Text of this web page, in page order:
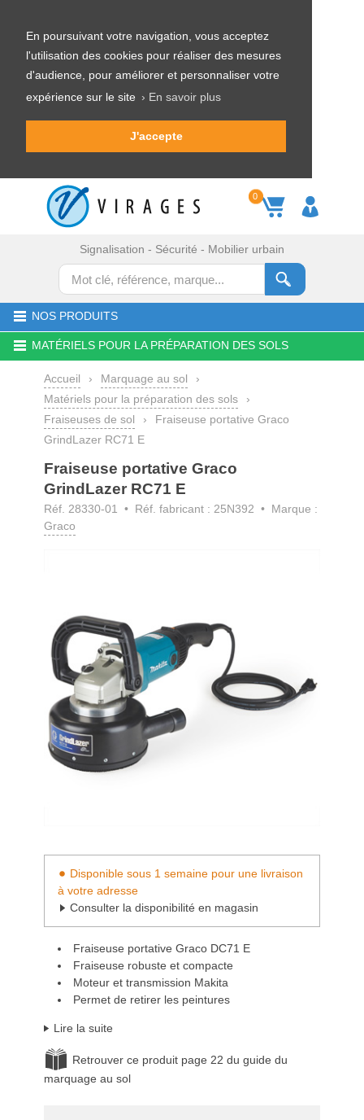
En poursuivant votre navigation, vous acceptez
l'utilisation des cookies pour réaliser des mesures
d'audience, pour améliorer et personnaliser votre
expérience sur le site › En savoir plus
J'accepte
0
Signalisation - Sécurité - Mobilier urbain
NOS PRODUITS
MATÉRIELS POUR LA PRÉPARATION DES SOLS
Accueil › Marquage au sol
›
Matériels pour la préparation des sols
›
Fraiseuses de sol
›
Fraiseuse portative Graco
GrindLazer RC71 E
Fraiseuse portative Graco
GrindLazer RC71 E
Réf. 28330-01
• Réf. fabricant : 25N392 • Marque :
Graco
Disponible sous 1 semaine pour une livraison
à votre adresse
Consulter la disponibilité en magasin
Fraiseuse portative Graco DC71 E
Fraiseuse robuste et compacte
Moteur et transmission Makita
Permet de retirer les peintures
Lire la suite
Retrouver ce produit page 22 du guide du
marquage au sol